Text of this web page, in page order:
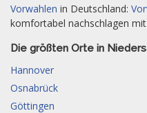
Vorwahlen in Deutschland:
komfortabel nachschlagen
Die größten Orte in
Hannover
Osnabrück
Göttingen